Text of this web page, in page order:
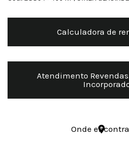
Calculadora de
Atendimento
Onde